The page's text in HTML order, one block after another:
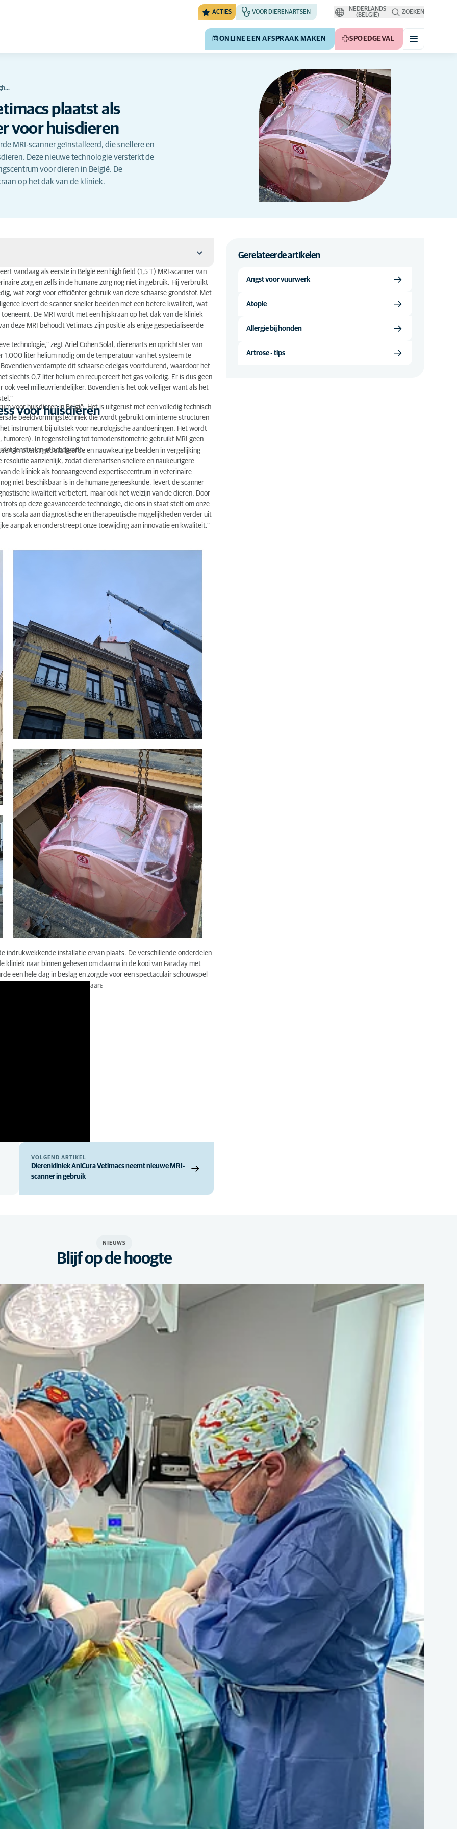
ACTIES VOOR DIERENARTSEN
NEDERLANDS
(BELGIË)
ZOEKEN
ONLINE EEN AFSPRAAK MAKEN SPOEDGEVAL
plaatst als
voor huisdieren
MRI-scanner geïnstalleerd, die snellere en
Deze nieuwe technologie versterkt de
voor dieren in België. De
op het dak van de kliniek.
vandaag als eerste in België een high field (1,5 T) MRI-scanner van
zorg en zelfs in de humane zorg nog niet in gebruik. Hij verbruikt
wat zorgt voor efficiënter gebruik van deze schaarse grondstof. Met
levert de scanner sneller beelden met een betere kwaliteit, wat
De MRI wordt met een hijskraan op het dak van de kliniek
deze MRI behoudt Vetimacs zijn positie als enige gespecialiseerde
technologie,” zegt Ariel Cohen Solal, dierenarts en oprichtster van
1.000 liter helium nodig om de temperatuur van het systeem te
verdampte dit schaarse edelgas voortdurend, waardoor het
slechts 0,7 liter helium en recupereert het gas volledig. Er is dus geen
veel milieuvriendelijker. Bovendien is het ook veiliger want als het
voor huisdieren
voor huisdieren in België. Het is uitgerust met een volledig technisch
beeldvormingstechniek die wordt gebruikt om interne structuren
instrument bij uitstek voor neurologische aandoeningen. Het wordt
In tegenstelling tot tomodensitometrie gebruikt MRI geen
of echografie.
in uiterst gedetailleerde en nauwkeurige beelden in vergelijking
aanzienlijk, zodat dierenartsen snellere en naukeurigere
de kliniek als toonaangevend expertisecentrum in veterinaire
niet beschikbaar is in de humane geneeskunde, levert de scanner
kwaliteit verbetert, maar ook het welzijn van de dieren. Door
op deze geavanceerde technologie, die ons in staat stelt om onze
scala aan diagnostische en therapeutische mogelijkheden verder uit
aanpak en onderstreept onze toewijding aan innovatie en kwaliteit,”
indrukwekkende installatie ervan plaats. De verschillende onderdelen
naar binnen gehesen om daarna in de kooi van Faraday met
een hele dag in beslag en zorgde voor een spectaculair schouwspel
40 zie je de MRI omhoog gaan:
VOLGEND ARTIKEL
Dierenkliniek AniCura Vetimacs neemt nieuwe MRI-
scanner in gebruik
Gerelateerde artikelen
Angst voor vuurwerk
Atopie
Allergie bij honden
Artrose - tips
NIEUWS
Blijf op de hoogte